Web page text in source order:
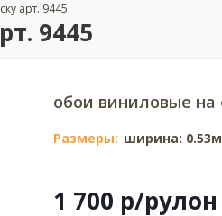
арт. 9445
9445
обои виниловые
Размеры: ширина:
1 700 р/рулон